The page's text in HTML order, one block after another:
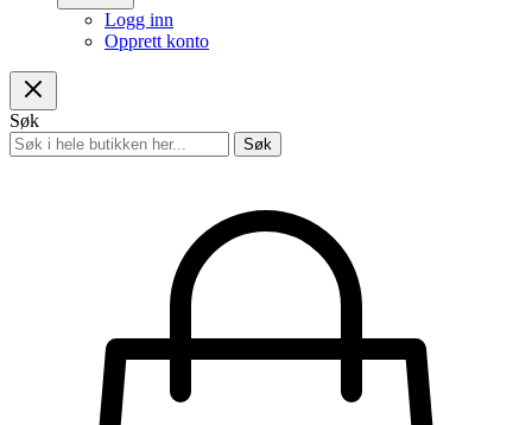
Logg inn
Opprett konto
Søk
Søk